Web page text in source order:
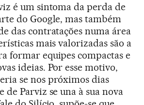
é um sintoma da perda de
do Google, mas também
das contratações numa área
mais valorizadas são a
formar equipes compactas e
ideias. Por esse motivo,
se nos próximos dias
de Parviz se una à sua nova